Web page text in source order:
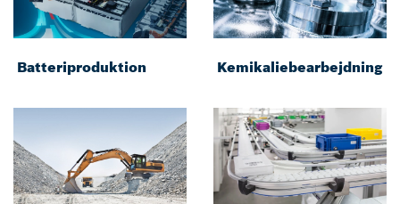
Batteriproduktion Kemikaliebearbejdning